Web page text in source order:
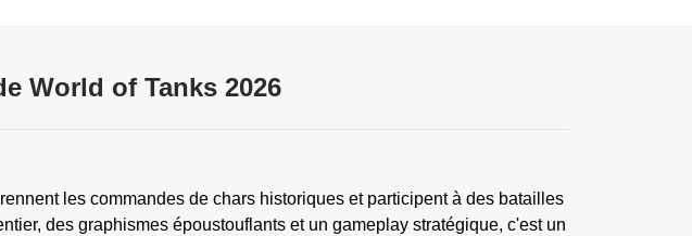
World of Tanks 2026
les commandes de chars historiques et participent à des batailles
des graphismes époustouflants et un gameplay stratégique, c'est un